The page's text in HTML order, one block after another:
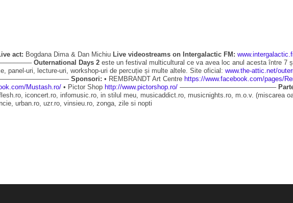
act: Bogdana Dima & Dan Michiu Live videostreams on Intergalactic FM:
Outernational Days 2 este un festival multicultural ce va avea loc anul acesta între 7
panel-uri, lecture-uri, workshop-uri de percuție și multe altele. Site oficial: www.the-attic.net/
Sponsori: • REMBRANDT Art Centre https://www.facebook.com/pages/
Mustash.ro/ • Pictor Shop http://www.pictorshop.ro/ –––––––––––––––––––––––––––
iconcert.ro, infomusic.ro, in stilul meu, musicaddict.ro, musicnights.ro, m.o.v. (miscarea
urban.ro, uzr.ro, vinsieu.ro, zonga, zile si nopti